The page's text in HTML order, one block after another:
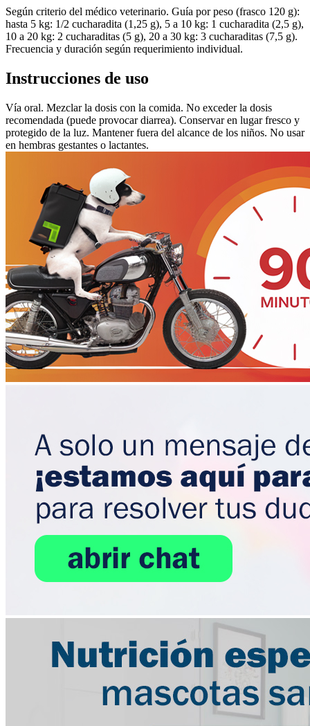
Según criterio del médico veterinario. Guía por peso (frasco 120 g):
hasta 5 kg: 1/2 cucharadita (1,25 g), 5 a 10 kg: 1 cucharadita (2,5 g),
10 a 20 kg: 2 cucharaditas (5 g), 20 a 30 kg: 3 cucharaditas (7,5 g).
Frecuencia y duración según requerimiento individual.
Instrucciones de uso
Vía oral. Mezclar la dosis con la comida. No exceder la dosis
recomendada (puede provocar diarrea). Conservar en lugar fresco y
protegido de la luz. Mantener fuera del alcance de los niños. No usar
en hembras gestantes o lactantes.